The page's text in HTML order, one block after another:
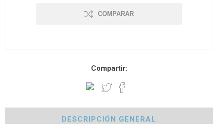
COMPARAR
Compartir:
DESCRIPCIÓN GENERAL